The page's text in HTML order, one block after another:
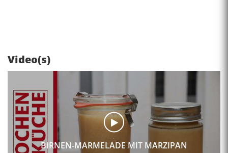
Video(s)
BIRNEN-MARMELADE MIT MARZIPAN